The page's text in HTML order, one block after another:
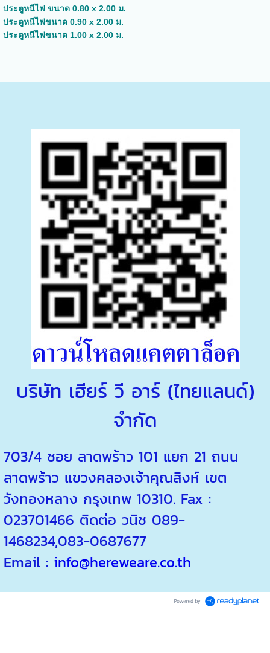
ประตูหนีไฟ ขนาด 0.80 x 2.00 ม.
ประตูหนีไฟขนาด 0.90 x 2.00 ม.
ประตูหนีไฟขนาด 1.00 x 2.00 ม.
บริษัท เฮียร์ วี อาร์ (ไทยแลนด์)
จำกัด
703/4 ซอย ลาดพร้าว 101 แยก 21 ถนน
ลาดพร้าว แขวงคลองเจ้าคุณสิงห์ เขต
วังทองหลาง กรุงเทพ 10310. Fax :
023701466 ติดต่อ วนิช 089-
1468234,083-0687677
Email : info@hereweare.co.th